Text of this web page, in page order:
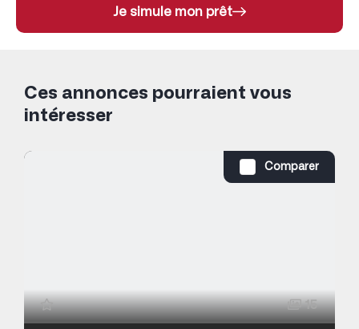
Je simule mon prêt
Ces annonces pourraient vous
intéresser
Comparer
15